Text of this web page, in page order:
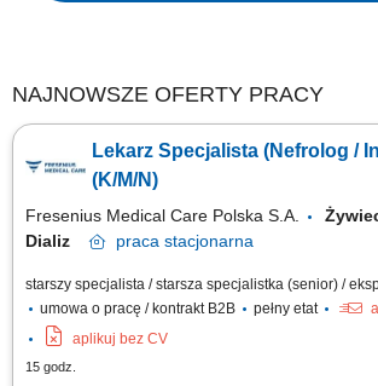
NAJNOWSZE OFERTY PRACY
Lekarz Specjalista (Nefrolog /
(K/M/N)
Fresenius Medical Care Polska S.A.
Dializ
praca stacjonarna
starszy specjalista / starsza specjalistka (senior) /
umowa o pracę / kontrakt B2B
pełny etat
aplikuj bez CV
15 godz.